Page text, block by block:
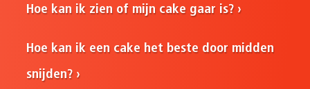
Hoe kan ik zien of mijn cake gaar is?
Hoe kan ik een cake het beste door midden
snijden?